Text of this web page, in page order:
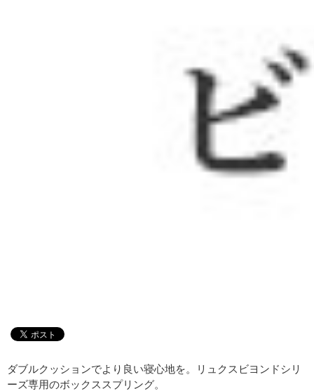
ダブルクッションでより良い寝心地を。リュクスビヨンドシリ
ーズ専用のボックススプリング。